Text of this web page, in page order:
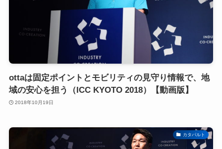
ottaは固定ポイントとモビリティの見守り情報で、地
域の安心を担う（ICC KYOTO 2018）【動画版】
2018年10月19日
カタパルト